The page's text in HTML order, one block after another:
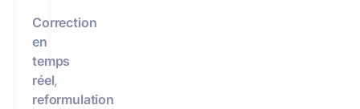
Correction
en
temps
réel,
reformulation